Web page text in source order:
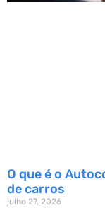
O que é o
de carros
julho 27, 2026